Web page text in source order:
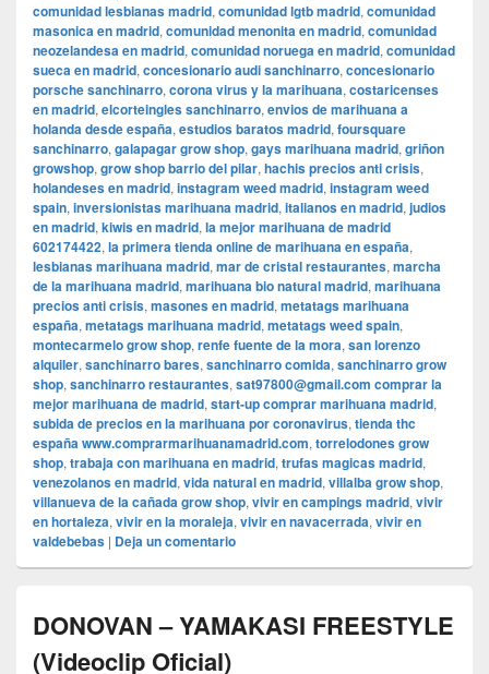
comunidad lesbianas madrid, comunidad lgtb madrid, comunidad
masonica en madrid, comunidad menonita en madrid, comunidad
neozelandesa en madrid, comunidad noruega en madrid, comunidad
sueca en madrid, concesionario audi sanchinarro, concesionario
porsche sanchinarro, corona virus y la marihuana, costaricenses
en madrid, elcorteingles sanchinarro, envios de marihuana a
holanda desde españa, estudios baratos madrid, foursquare
sanchinarro, galapagar grow shop, gays marihuana madrid, griñon
growshop, grow shop barrio del pilar, hachis precios anti crisis,
holandeses en madrid, instagram weed madrid, instagram weed
spain, inversionistas marihuana madrid, italianos en madrid, judios
en madrid, kiwis en madrid, la mejor marihuana de madrid
602174422, la primera tienda online de marihuana en españa,
lesbianas marihuana madrid, mar de cristal restaurantes, marcha
de la marihuana madrid, marihuana bio natural madrid, marihuana
precios anti crisis, masones en madrid, metatags marihuana
españa, metatags marihuana madrid, metatags weed spain,
montecarmelo grow shop, renfe fuente de la mora, san lorenzo
alquiler, sanchinarro bares, sanchinarro comida, sanchinarro grow
shop, sanchinarro restaurantes, sat97800@gmail.com comprar la
mejor marihuana de madrid, start-up comprar marihuana madrid,
subida de precios en la marihuana por coronavirus, tienda thc
españa www.comprarmarihuanamadrid.com, torrelodones grow
shop, trabaja con marihuana en madrid, trufas magicas madrid,
venezolanos en madrid, vida natural en madrid, villalba grow shop,
villanueva de la cañada grow shop, vivir en campings madrid, vivir
en hortaleza, vivir en la moraleja, vivir en navacerrada, vivir en
valdebebas | Deja un comentario
DONOVAN – YAMAKASI FREESTYLE
(Videoclip Oficial)